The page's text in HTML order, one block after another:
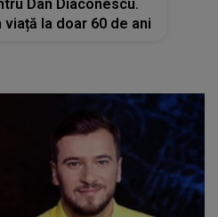
Dan Diaconescu.
la doar 60 de ani